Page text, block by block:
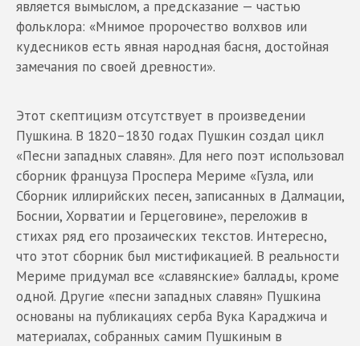
является вымыслом, а предсказание — частью
фольклора: «Мнимое пророчество волхвов или
кудесников есть явная народная басня, достойная
замечания по своей древности».
Этот скептицизм отсутствует в произведении
Пушкина. В 1820–1830 годах Пушкин создал цикл
«Песни западных славян». Для него поэт использовал
сборник француза Проспера Мериме «Гузла, или
Сборник иллирийских песен, записанных в Далмации,
Боснии, Хорватии и Герцеговине», переложив в
стихах ряд его прозаических текстов. Интересно,
что этот сборник был мистификацией. В реальности
Мериме придумал все «славянские» баллады, кроме
одной. Другие «песни западных славян» Пушкина
основаны на публикациях серба Вука Караджича и
материалах, собранных самим Пушкиным в